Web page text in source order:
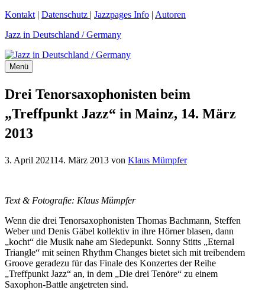
Zum
springen
Kontakt | Datenschutz | Jazzpages Info | Autoren
Jazz in Deutschland / Germany
Menü
Drei Tenorsaxophonisten beim
„Treffpunkt Jazz“ in Mainz, 14. März
2013
3. April 202114. März 2013 von Klaus Mümpfer
Text & Fotografie: Klaus Mümpfer
Wenn die drei Tenorsaxophonisten Thomas Bachmann, Steffen
Weber und Denis Gäbel kollektiv in ihre Hörner blasen, dann
„kocht“ die Musik nahe am Siedepunkt. Sonny Stitts „Eternal
Triangle“ mit seinen Rhythm Changes bietet sich mit treibendem
Groove geradezu für das Finale des Konzertes der Reihe
„Treffpunkt Jazz“ an, in dem „Die drei Tenöre“ zu einem
Saxophon-Battle angetreten sind.